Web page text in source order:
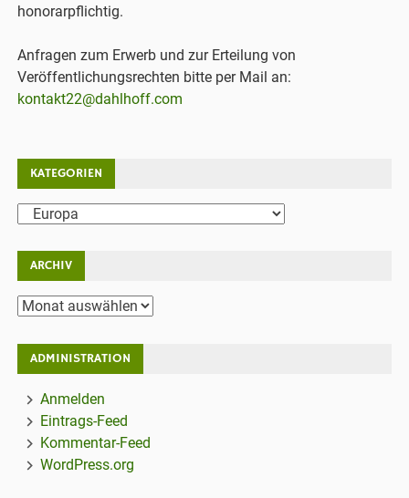
honorarpflichtig.
Anfragen zum Erwerb und zur Erteilung von
Veröffentlichungsrechten bitte per Mail an:
kontakt22@dahlhoff.com
KATEGORIEN
Kategorien
ARCHIV
Archiv
ADMINISTRATION
Anmelden
Eintrags-Feed
Kommentar-Feed
WordPress.org